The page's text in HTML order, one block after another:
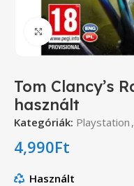
Click to enlarge
Tom Clancy’s
használt
Kategóriák: Playstation ,
4,990Ft
Használt